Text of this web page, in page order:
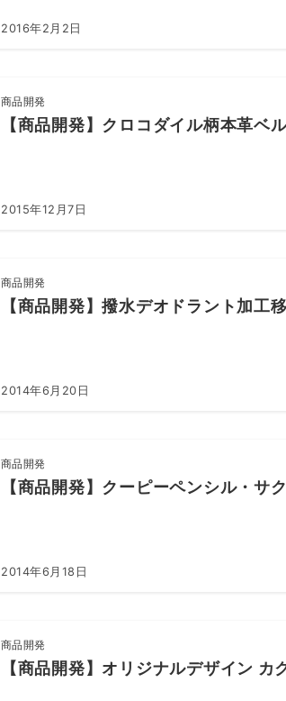
2016年2月2日
商品開発
【商品開発】クロコダイル柄本革
2015年12月7日
商品開発
【商品開発】撥水デオドラント加
2014年6月20日
商品開発
【商品開発】クーピーペンシル・
2014年6月18日
商品開発
【商品開発】オリジナルデザイン